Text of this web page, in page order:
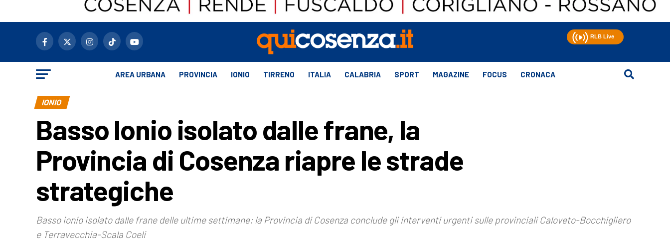
AREA URBANA PROVINCIA IONIO TIRRENO ITALIA CALABRIA SPORT MAGAZINE FOCUS CRONACA
IONIO
Basso Ionio isolato dalle frane, la
Provincia di Cosenza riapre le strade
strategiche
Basso ionio isolato dalle frane delle ultime settimane: la Provincia di Cosenza conclude gli interventi urgenti sulle provinciali Caloveto-Bocchigliero
e Terravecchia-Scala Coeli